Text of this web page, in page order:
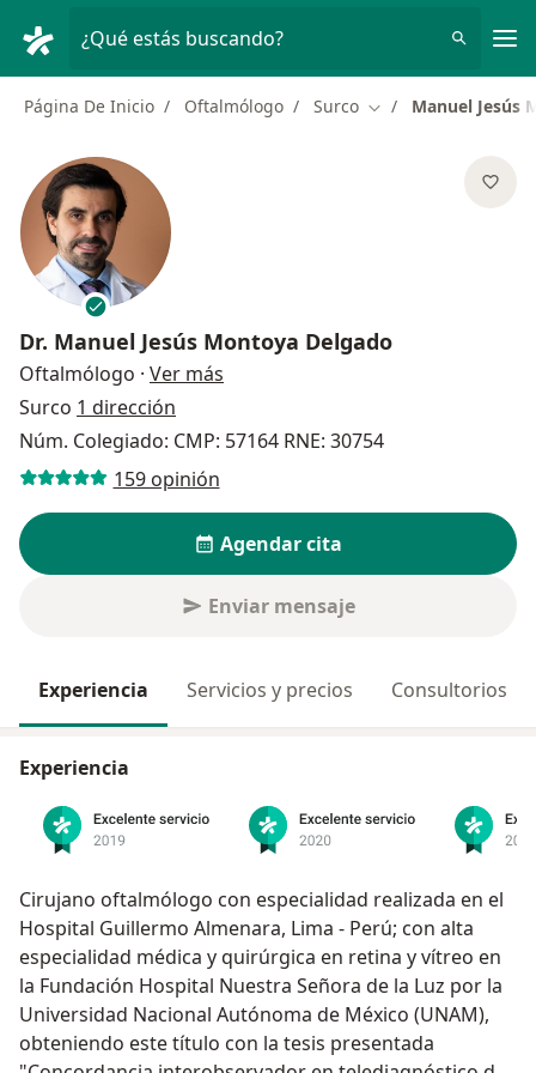
¿Qué estás buscando?
Página De Inicio Oftalmólogo Surco Cambiar de ciudad
Manuel Jesús
Dr. Manuel Jesús Montoya Delgado
Oftalmólogo · Ver más
Surco 1 dirección
Núm. Colegiado: CMP: 57164 RNE: 30754
159 opinión
Agendar cita
Enviar mensaje
Experiencia Servicios y precios Consultorios
Experiencia
Cirujano oftalmólogo con especialidad realizada en el
Hospital Guillermo Almenara, Lima - Perú; con alta
especialidad médica y quirúrgica en retina y vítreo en
la Fundación Hospital Nuestra Señora de la Luz por la
Universidad Nacional Autónoma de México (UNAM),
obteniendo este título con la tesis presentada